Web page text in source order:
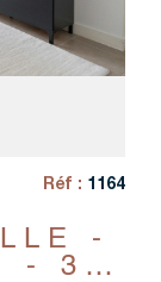
Réf : 1164
-
- 3